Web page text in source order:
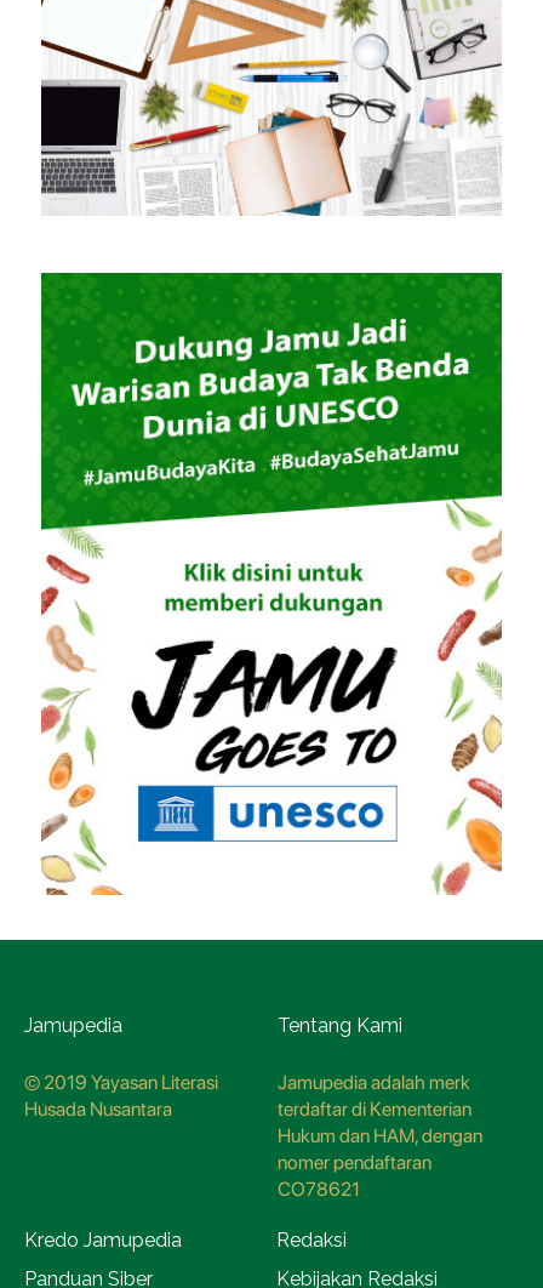
Jamupedia
© 2019 Yayasan Literasi
Husada Nusantara
Tentang Kami
Jamupedia adalah merk
terdaftar di Kementerian
Hukum dan HAM, dengan
nomer pendaftaran
CO78621
Kredo Jamupedia
Redaksi
Panduan Siber
Kebijakan Redaksi